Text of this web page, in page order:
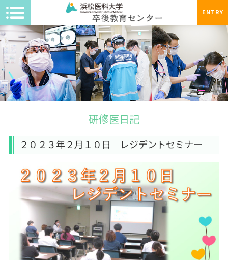
ENTRY
研修医日記
２０２３年２月１０日 レジデントセミナー